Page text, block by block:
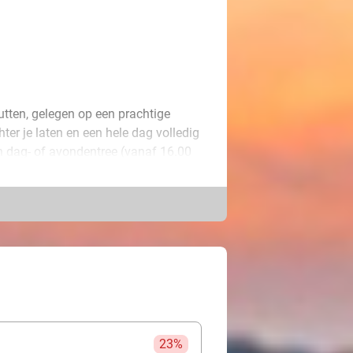
gelegen op een prachtige
je laten en een hele dag volledig
dag- of avondentree (vanaf 16.00
of de unieke Drôme-boot.
te relaxen en jezelf weer helemaal
23%